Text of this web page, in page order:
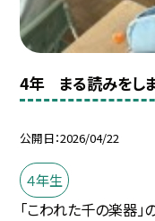
4年 まる読みをし
公開日 2026/04/22
４年生
「こわれた千の楽器」